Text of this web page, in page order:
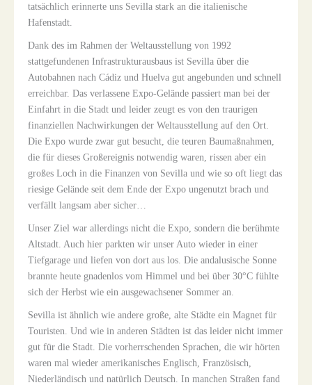
tatsächlich erinnerte uns Sevilla stark an die italienische
Hafenstadt.
Dank des im Rahmen der Weltausstellung von 1992
stattgefundenen Infrastrukturausbaus ist Sevilla über die
Autobahnen nach Cádiz und Huelva gut angebunden und schnell
erreichbar. Das verlassene Expo-Gelände passiert man bei der
Einfahrt in die Stadt und leider zeugt es von den traurigen
finanziellen Nachwirkungen der Weltausstellung auf den Ort.
Die Expo wurde zwar gut besucht, die teuren Baumaßnahmen,
die für dieses Großereignis notwendig waren, rissen aber ein
großes Loch in die Finanzen von Sevilla und wie so oft liegt das
riesige Gelände seit dem Ende der Expo ungenutzt brach und
verfällt langsam aber sicher…
Unser Ziel war allerdings nicht die Expo, sondern die berühmte
Altstadt. Auch hier parkten wir unser Auto wieder in einer
Tiefgarage und liefen von dort aus los. Die andalusische Sonne
brannte heute gnadenlos vom Himmel und bei über 30°C fühlte
sich der Herbst wie ein ausgewachsener Sommer an.
Sevilla ist ähnlich wie andere große, alte Städte ein Magnet für
Touristen. Und wie in anderen Städten ist das leider nicht immer
gut für die Stadt. Die vorherrschenden Sprachen, die wir hörten
waren mal wieder amerikanisches Englisch, Französisch,
Niederländisch und natürlich Deutsch. In manchen Straßen fand